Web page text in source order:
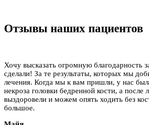
Отзывы наших пациентов
Хочу высказать огромную благодарность
сделали! За те результаты, которых мы
лечения. Когда мы к вам пришли, у нас
некроза головки бедренной кости, а после
выздоровели и можем опять ходить без
большое.